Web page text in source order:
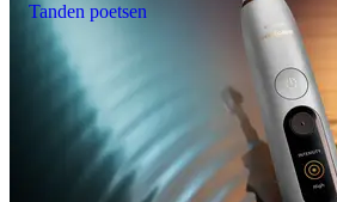
Tanden poetsen